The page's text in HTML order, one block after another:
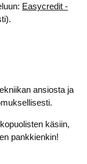
Easycredit -
ansiosta ja
käsiin,
pankkienkin!